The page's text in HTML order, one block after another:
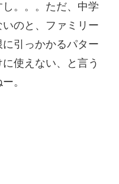
。。。ただ、中学
のと、ファミリー
引っかかるパター
使えない、と言う
。